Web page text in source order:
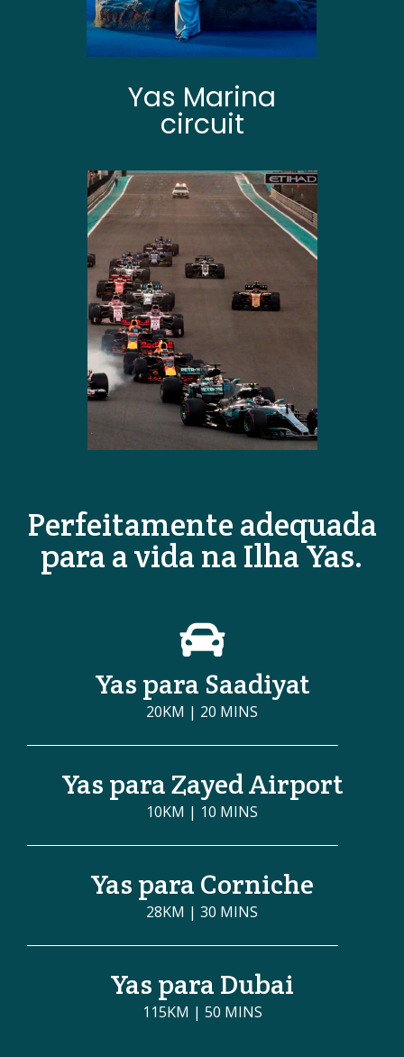
Yas Marina
circuit
Perfeitamente adequada
para a vida na Ilha Yas.
Yas para Saadiyat
20KM | 20 MINS
Yas para Zayed Airport
10KM | 10 MINS
Yas para Corniche
28KM | 30 MINS
Yas para Dubai
115KM | 50 MINS